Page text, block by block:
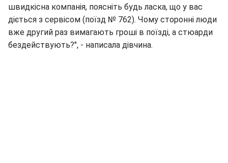
швидкісна компанія, поясніть будь ласка, що у вас
діється з сервісом (поїзд № 762). Чому сторонні люди
вже другий раз вимагають гроші в поїзді, а стюарди
бездействують?", - написала дівчина.